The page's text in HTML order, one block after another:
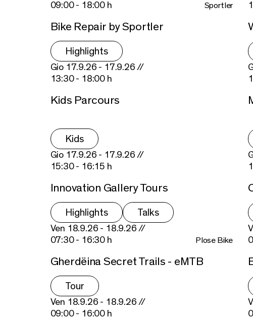
09:00 - 18:00 h
Sportler
Bike Repair by Sportler
Highlights
Gio 17.9.26 - 17.9.26 //
13:30 - 18:00 h
Kids Parcours
Kids
Gio 17.9.26 - 17.9.26 //
15:30 - 16:15 h
Innovation Gallery Tours
Highlights Talks
Ven 18.9.26 - 18.9.26 //
07:30 - 16:30 h
Plose Bike
Gherdëina Secret Trails - eMTB
Tour
Ven 18.9.26 - 18.9.26 //
09:00 - 16:00 h